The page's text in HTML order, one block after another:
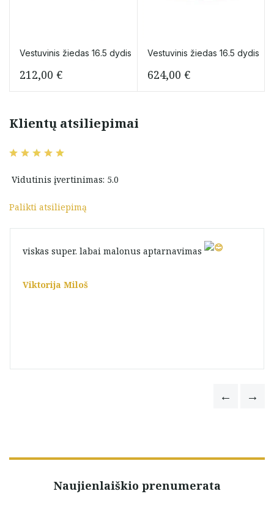
Vestuvinis žiedas 16.5 dydis
212,00 €
Vestuvinis žiedas 16.5 dydis
624,00 €
Klientų atsiliepimai
Vidutinis įvertinimas: 5.0
Palikti atsiliepimą
viskas super. labai malonus aptarnavimas
Viktorija Miloš
Naujienlaiškio prenumerata